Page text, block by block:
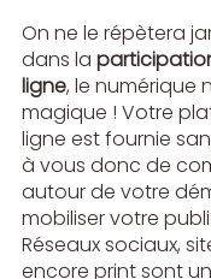
On ne le répètera
dans la
ligne, le numérique
magique ! Votre
ligne est fournie
à vous donc de
autour de votre
mobiliser votre
Réseaux sociaux,
encore print sont